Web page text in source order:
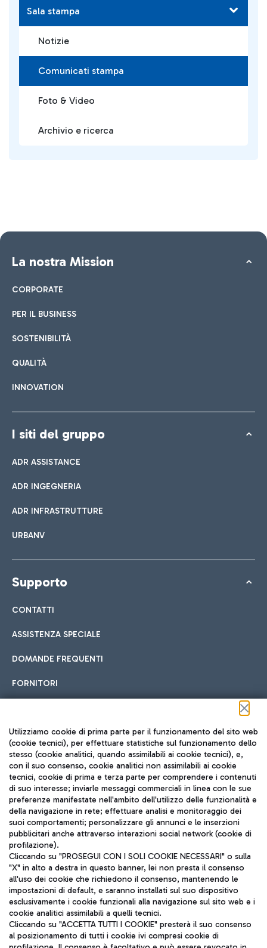
Sala stampa
Notizie
Comunicati stampa
Foto & Video
Archivio e ricerca
La nostra Mission
CORPORATE
PER IL BUSINESS
SOSTENIBILITÀ
QUALITÀ
INNOVATION
I siti del gruppo
ADR ASSISTANCE
ADR INGEGNERIA
ADR INFRASTRUTTURE
URBANV
Supporto
CONTATTI
ASSISTENZA SPECIALE
DOMANDE FREQUENTI
FORNITORI
Seguici sui social
TRAVEL JOURNAL
ITA
Aeroporti di Roma S.p.A. - Società soggetta a direzione e
coordinamento di Mundys S.p.A.
Codice fiscale e Registro delle Imprese di Roma 13032990155 P.
Utilizziamo cookie di prima parte per il funzionamento del sito web
(cookie tecnici), per effettuare statistiche sul funzionamento dello
stesso (cookie analitici, quando assimilabili ai cookie tecnici), e,
con il suo consenso, cookie analitici non assimilabili ai cookie
tecnici, cookie di prima e terza parte per comprendere i contenuti
di suo interesse; inviarle messaggi commerciali in linea con le sue
preferenze manifestate nell'ambito dell'utilizzo delle funzionalità e
della navigazione in rete; effettuare analisi e monitoraggio dei
suoi comportamenti; personalizzare gli annunci e le inserzioni
pubblicitari anche attraverso interazioni social network (cookie di
profilazione).
Cliccando su "PROSEGUI CON I SOLI COOKIE NECESSARI" o sulla
"X" in alto a destra in questo banner, lei non presta il consenso
all'uso dei cookie che richiedono il consenso, mantenendo le
impostazioni di default, e saranno installati sul suo dispositivo
esclusivamente i cookie funzionali alla navigazione sul sito web e i
cookie analitici assimilabili a quelli tecnici.
Cliccando su "ACCETTA TUTTI I COOKIE" presterà il suo consenso
al posizionamento di tutti i cookie ivi compresi cookie di